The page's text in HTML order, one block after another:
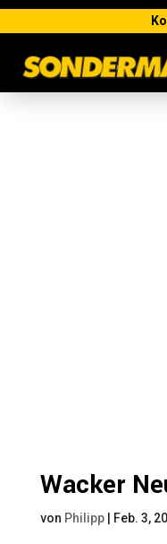
Wacker
von Philipp| Feb. 3,